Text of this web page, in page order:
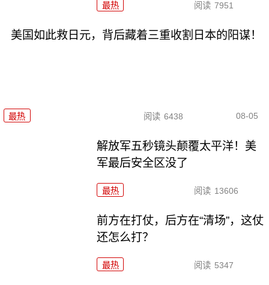
最热 阅读 7951
美国如此救日元，背后藏着三重收割日本的阳谋！
最热 阅读 6438 08-05
解放军五秒镜头颠覆太平洋！美
军最后安全区没了
最热 阅读 13606
前方在打仗，后方在“清场”，这仗
还怎么打？
最热 阅读 5347